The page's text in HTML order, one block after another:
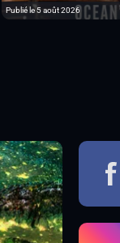
Publié le 5 août 2026